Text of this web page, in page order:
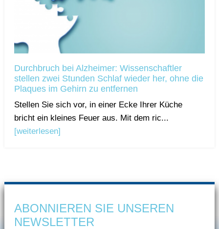
Durchbruch bei Alzheimer: Wissenschaftler
stellen zwei Stunden Schlaf wieder her, ohne die
Plaques im Gehirn zu entfernen
Stellen Sie sich vor, in einer Ecke Ihrer Küche
bricht ein kleines Feuer aus. Mit dem ric...
[weiterlesen]
ABONNIEREN SIE UNSEREN
NEWSLETTER